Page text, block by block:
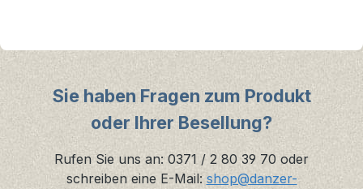
Sie haben Fragen zum Produkt
oder Ihrer Besellung?
Rufen Sie uns an: 0371 / 2 80 39 70 oder
schreiben eine E-Mail: shop@danzer-